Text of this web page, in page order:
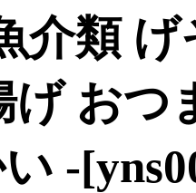
介類
げ おつ
-